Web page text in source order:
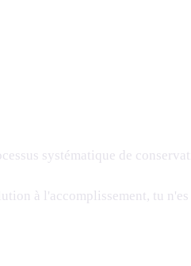
systématique de
à l'accomplissement, tu n'es